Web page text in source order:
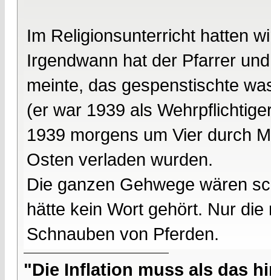
Im Religionsunterricht hatten
Irgendwann hat der Pfarrer
meinte, das gespenstischte
(er war 1939 als
1939 morgens um Vier durch
Osten verladen wurden.
Die ganzen Gehwege wären
hätte kein Wort gehört. Nur
Schnauben von Pferden.
"Die Inflation muss als das